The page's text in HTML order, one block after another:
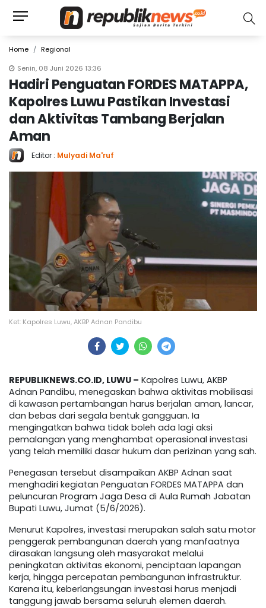
Home
Regional
Senin, 08 Juni 2026 13:36
Hadiri Penguatan FORDES MATAPPA,
Kapolres Luwu Pastikan Investasi
dan Aktivitas Tambang Berjalan
Aman
Editor : Mulyadi Ma'ruf
Ket: Kapolres Luwu, AKBP Adnan Pandibu
REPUBLIKNEWS.CO.ID, LUWU – Kapolres Luwu, AKBP
Adnan Pandibu, menegaskan bahwa aktivitas mobilisasi
di kawasan pertambangan harus berjalan aman, lancar,
dan bebas dari segala bentuk gangguan. Ia
mengingatkan bahwa tidak boleh ada lagi aksi
pemalangan yang menghambat operasional investasi
yang telah memiliki dasar hukum dan perizinan yang sah.
Penegasan tersebut disampaikan AKBP Adnan saat
menghadiri kegiatan Penguatan FORDES MATAPPA dan
peluncuran Program Jaga Desa di Aula Rumah Jabatan
Bupati Luwu, Jumat (5/6/2026).
Menurut Kapolres, investasi merupakan salah satu motor
penggerak pembangunan daerah yang manfaatnya
dirasakan langsung oleh masyarakat melalui
peningkatan aktivitas ekonomi, penciptaan lapangan
kerja, hingga percepatan pembangunan infrastruktur.
Karena itu, keberlangsungan investasi harus menjadi
tanggung jawab bersama seluruh elemen daerah.